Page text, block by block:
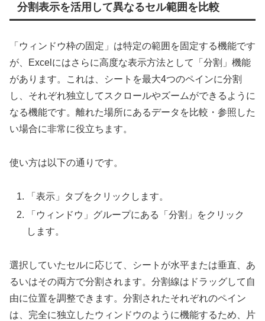
分割表示を活用して異なるセル範囲を比較
「ウィンドウ枠の固定」は特定の範囲を固定する機能です
が、Excelにはさらに高度な表示方法として「分割」機能
があります。これは、シートを最大4つのペインに分割
し、それぞれ独立してスクロールやズームができるように
なる機能です。離れた場所にあるデータを比較・参照した
い場合に非常に役立ちます。
使い方は以下の通りです。
「表示」タブをクリックします。
「ウィンドウ」グループにある「分割」をクリック
します。
選択していたセルに応じて、シートが水平または垂直、あ
るいはその両方で分割されます。分割線はドラッグして自
由に位置を調整できます。分割されたそれぞれのペイン
は、完全に独立したウィンドウのように機能するため、片